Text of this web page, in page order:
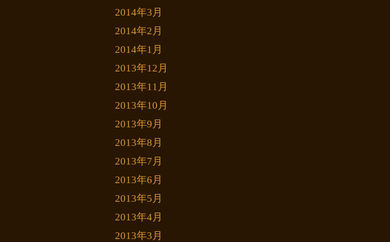
2014年3月
2014年2月
2014年1月
2013年12月
2013年11月
2013年10月
2013年9月
2013年8月
2013年7月
2013年6月
2013年5月
2013年4月
2013年3月